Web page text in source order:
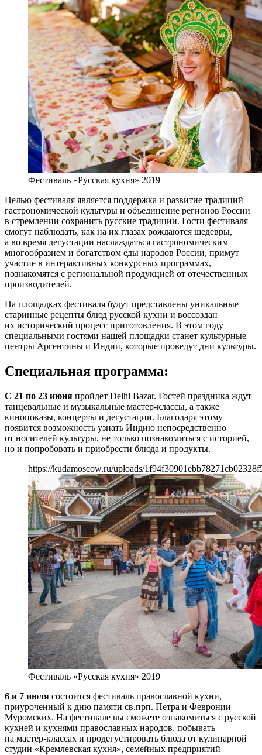
Фестиваль «Русская кухня» 2019
Целью фестиваля является поддержка и развитие традиций
гастрономической культуры и объединение регионов России
в стремлении сохранить русские традиции. Гости фестиваля
смогут наблюдать, как на их глазах рождаются шедевры,
а во время дегустации наслаждаться гастрономическим
многообразием и богатством еды народов России, примут
участие в интерактивных конкурсных программах,
познакомятся с региональной продукцией от отечественных
производителей.
На площадках фестиваля будут представлены уникальные
старинные рецепты блюд русской кухни и воссоздан
их исторический процесс приготовления. В этом году
специальными гостями нашей площадки станет культурные
центры Аргентины и Индии, которые проведут дни культуры.
Специальная программа:
С 21 по 23 июня пройдет Delhi Bazar. Гостей праздника ждут
танцевальные и музыкальные мастер-классы, а также
кинопоказы, концерты и дегустации. Благодаря этому
появится возможность узнать Индию непосредственно
от носителей культуры, не только познакомиться с историей,
но и попробовать и приобрести блюда и продукты.
https://kudamoscow.ru/uploads/
Фестиваль «Русская кухня» 2019
6 и 7 июля состоится фестиваль православной кухни,
приуроченный к дню памяти св.прп. Петра и Февронии
Муромских. На фестивале вы сможете ознакомиться с русской
кухней и кухнями православных народов, побывать
на мастер-классах и продегустировать блюда от кулинарной
студии «Кремлевская кухня», семейных предприятий